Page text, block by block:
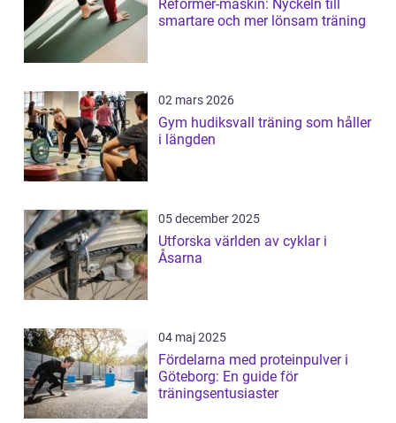
Reformer-maskin: Nyckeln till
smartare och mer lönsam träning
02 mars 2026
Gym hudiksvall träning som håller
i längden
05 december 2025
Utforska världen av cyklar i
Åsarna
04 maj 2025
Fördelarna med proteinpulver i
Göteborg: En guide för
träningsentusiaster